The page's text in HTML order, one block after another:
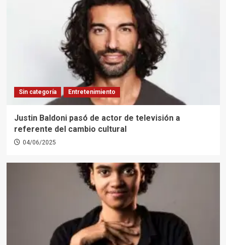
Sin categoría Entretenimiento
Justin Baldoni pasó de actor de televisión a
referente del cambio cultural
04/06/2025